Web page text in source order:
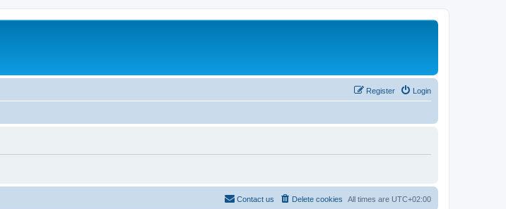
Login
Register
All times are UTC+02:00
Delete cookies
Contact us